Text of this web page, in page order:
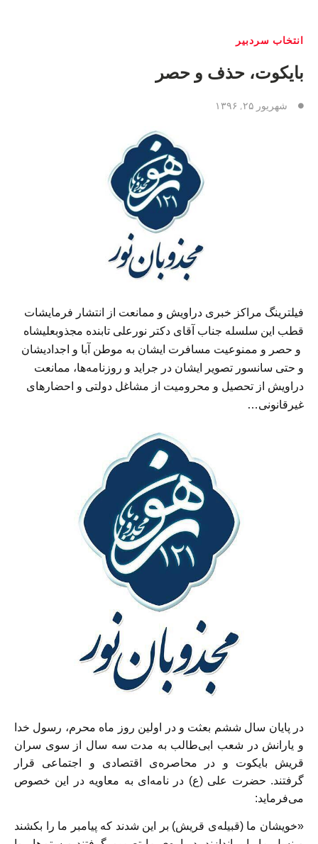
انتخاب سردبیر
بایکوت، حذف و حصر
شهریور ۲۵, ۱۳۹۶
فیلترینگ مراکز خبری دراویش و ممانعت از انتشار فرمایشات
قطب این سلسله جناب آقای دکتر نورعلی تابنده مجذوبعلیشاه
و حصر و ممنوعیت مسافرت ایشان به موطن آبا و اجدادیشان
و حتی سانسور تصویر ایشان در جراید و روزنامه‌ها، ممانعت
دراویش از تحصیل و محرومیت از مشاغل دولتی و احضارهای
غیرقانونی…
در پایان سال ششم بعثت و در اولین روز ماه محرم، رسول خدا
و یارانش در شعب ابی‌طالب به مدت سه سال از سوی سران
قریش بایکوت و در محاصره‌ی اقتصادی و اجتماعی قرار
گرفتند. حضرت علی (ع) در نامه‌ای به معاویه در این خصوص
می‌فرماید:
«خویشان ما (قبیله‌ی قریش) بر این شدند که پیامبر ما را بکشند